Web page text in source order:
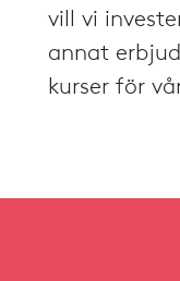
vill vi
annat
kurser för